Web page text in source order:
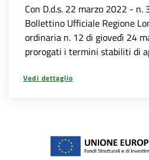
Con D.d.s. 22 marzo 2022 -
Bollettino Ufficiale Regione
ordinaria n. 12 di giovedì 24
prorogati i termini stabiliti di
Vedi dettaglio